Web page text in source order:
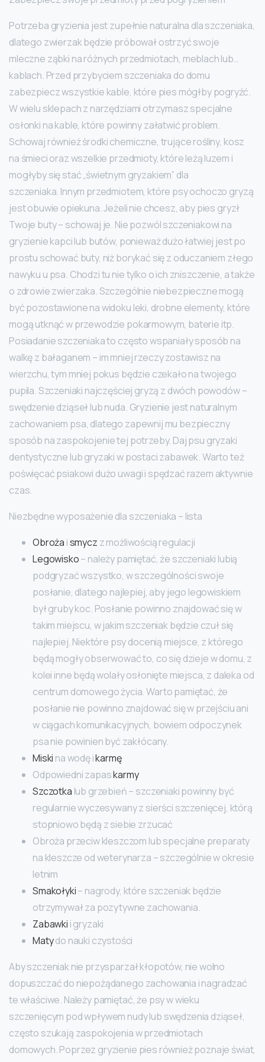
Potrzeba gryzienia jest zupełnie naturalna dla szczeniaka,
dlatego zwierzak będzie próbował ostrzyć swoje
mleczne ząbki na różnych przedmiotach, meblach lub…
kablach. Przed przybyciem szczeniaka do domu
zabezpiecz wszystkie kable, które pies mógłby pogryźć.
W wielu sklepach z narzędziami otrzymasz specjalne
osłonki na kable, które powinny załatwić problem.
Schowaj również środki chemiczne, trujące rośliny, kosz
na śmieci oraz wszelkie przedmioty, które leżą luzem i
mogłyby się stać „świetnym gryzakiem” dla
szczeniaka. Innym przedmiotem, które psy ochoczo gryzą
jest obuwie opiekuna. Jeżeli nie chcesz, aby pies gryzł
Twoje buty – schowaj je. Nie pozwól szczeniakowi na
gryzienie kapci lub butów, ponieważ dużo łatwiej jest po
prostu schować buty, niż borykać się z oduczaniem złego
nawyku u psa. Chodzi tu nie tylko o ich zniszczenie, a także
o zdrowie zwierzaka. Szczególnie niebezpieczne mogą
być pozostawione na widoku leki, drobne elementy, które
mogą utknąć w przewodzie pokarmowym, baterie itp.
Posiadanie szczeniaka to często wspaniały sposób na
walkę z bałaganem – im mniej rzeczy zostawisz na
wierzchu, tym mniej pokus będzie czekało na twojego
pupila. Szczeniaki najczęściej gryzą z dwóch powodów –
swędzenie dziąseł lub nuda. Gryzienie jest naturalnym
zachowaniem psa, dlatego zapewnij mu bezpieczny
sposób na zaspokojenie tej potrzeby. Daj psu gryzaki
dentystyczne lub gryzaki w postaci zabawek. Warto też
poświęcać psiakowi dużo uwagi i spędzać razem aktywnie
czas.
Niezbędne wyposażenie dla szczeniaka – lista
Obroża ismycz z możliwością regulacji
Legowisko– należy pamiętać, że szczeniaki lubią
podgryzać wszystko, w szczególności swoje
posłanie, dlatego najlepiej, aby jego legowiskiem
był gruby koc. Posłanie powinno znajdować się w
takim miejscu, w jakim szczeniak będzie czuł się
najlepiej. Niektóre psy docenią miejsce, z którego
będą mogły obserwować to, co się dzieje w domu, z
kolei inne będą wolały osłonięte miejsca, z daleka od
centrum domowego życia. Warto pamiętać, że
posłanie nie powinno znajdować się w przejściu ani
w ciągach komunikacyjnych, bowiem odpoczynek
psa nie powinien być zakłócany.
Miski na wodę ikarmę
Odpowiedni zapaskarmy
Szczotka lub grzebień – szczeniaki powinny być
regularnie wyczesywany z sierści szczenięcej, którą
stopniowo będą z siebie zrzucać
Obroża przeciw kleszczom lub specjalne preparaty
na kleszcze od weterynarza – szczególnie w okresie
letnim
Smakołyki– nagrody, które szczeniak będzie
otrzymywał za pozytywne zachowania.
Zabawki i gryzaki
Matydo nauki czystości
Aby szczeniak nie przysparzał kłopotów, nie wolno
dopuszczać do niepożądanego zachowania i nagradzać
te właściwe. Należy pamiętać, że psy w wieku
szczenięcym pod wpływem nudy lub swędzenia dziąseł,
często szukają zaspokojenia w przedmiotach
domowych. Poprzez gryzienie pies również poznaje świat,